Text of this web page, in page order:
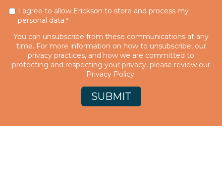
I agree to allow Erickson to store and process my
personal data.*
You can unsubscribe from these communications at any
time. For more information on how to unsubscribe, our
privacy practices, and how we are committed to
protecting and respecting your privacy, please review our
Privacy Policy.